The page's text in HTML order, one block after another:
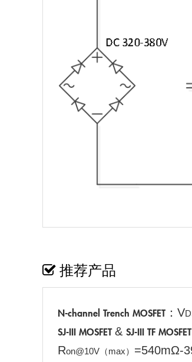
推荐产品
N-channel Trench MOSFET ：V
SJ-III MOSFET & SJ-III TF MOSFET
Ron@10V（max） =540mΩ-